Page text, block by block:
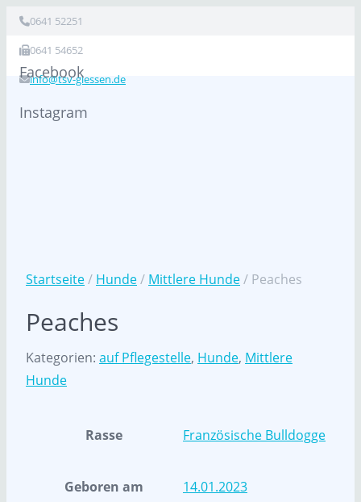
0641 52251
0641 54652
info@tsv-giessen.de
Facebook
Instagram
Startseite/ Hunde/ Mittlere Hunde/ Peaches
Peaches
Kategorien: auf Pflegestelle, Hunde, Mittlere
Hunde
Rasse Französische Bulldogge
Geboren am 14.01.2023